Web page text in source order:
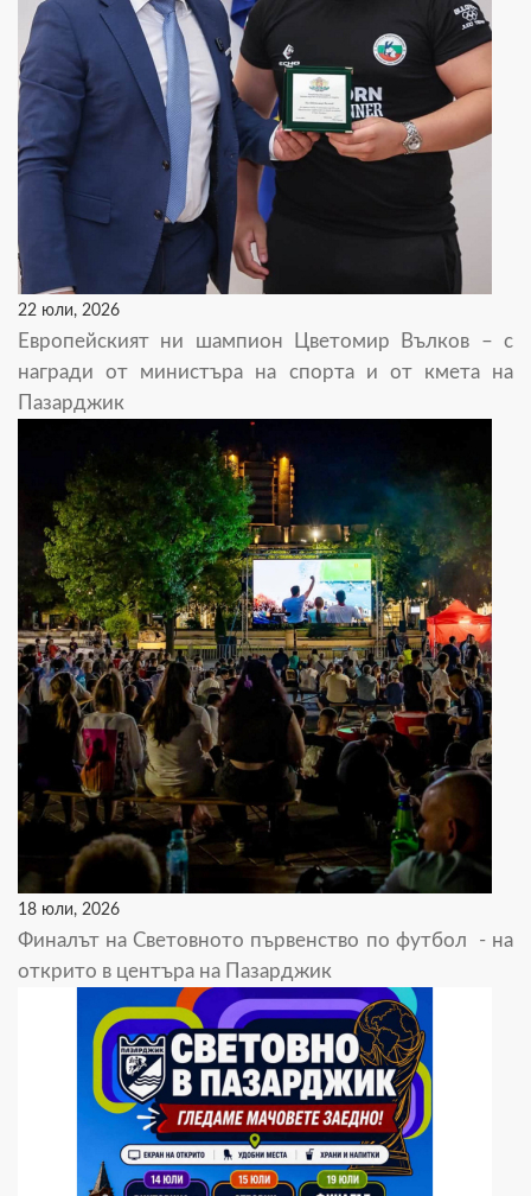
22 юли, 2026
Европейският ни шампион Цветомир Вълков – с
награди от министъра на спорта и от кмета на
Пазарджик
18 юли, 2026
Финалът на Световното първенство по футбол - на
открито в центъра на Пазарджик